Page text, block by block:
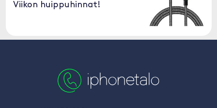
Viikon huippuhinnat!